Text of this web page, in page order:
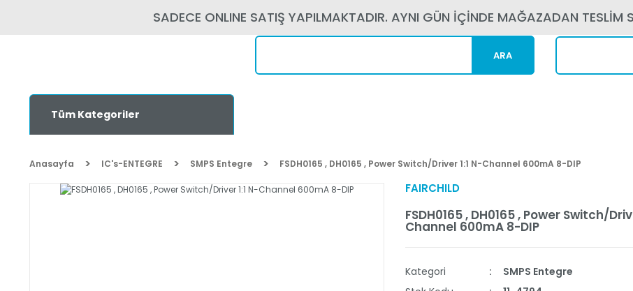
SADECE ONLINE SATIŞ YAPILMAKTADIR. AYNI GÜN İÇİNDE MAĞAZADAN TESLİM
ARA
Tüm Kategoriler
Anasayfa IC's-ENTEGRE SMPS Entegre FSDH0165 , DH0165 , Power Switch/Driver 1:1 N-Channel 600mA 8-DIP
FAIRCHILD
FSDH0165 , DH0165 , Power Switch/
Channel 600mA 8-DIP
Kategori
SMPS Entegre